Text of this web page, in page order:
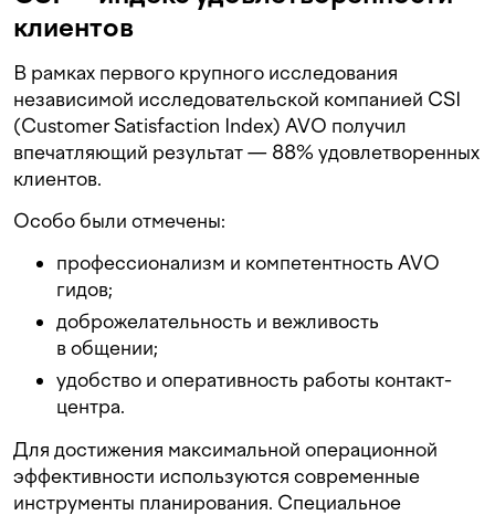
клиентов
В рамках первого крупного исследования
независимой исследовательской компанией CSI
(Customer Satisfaction Index) AVO получил
впечатляющий результат — 88% удовлетворенных
клиентов.
Особо были отмечены:
профессионализм и компетентность AVO
гидов;
доброжелательность и вежливость
в общении;
удобство и оперативность работы контакт-
центра.
Для достижения максимальной операционной
эффективности используются современные
инструменты планирования. Специальное